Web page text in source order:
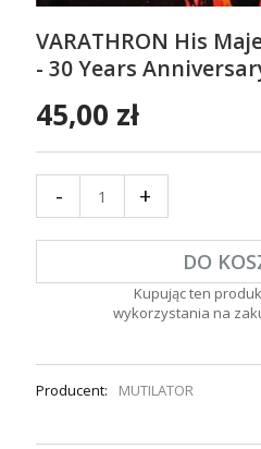
VARATHRON His
- 30 Years
45,00 zł
- +
DO
Kupując ten
wykorzystania na
Producent: MUTILATOR